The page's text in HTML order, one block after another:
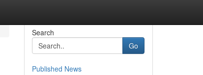
Search
Go
Published News